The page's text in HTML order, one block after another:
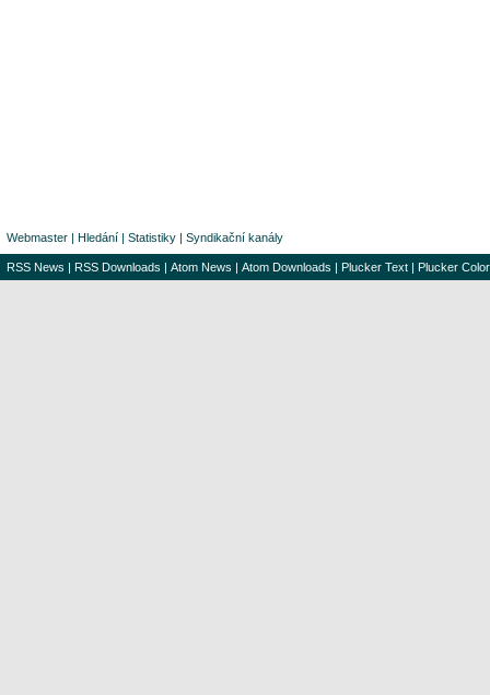
Webmaster | Hledání | Statistiky | Syndikační kanály
RSS News | RSS Downloads | Atom News | Atom Downloads | Plucker Text | Plucker Color